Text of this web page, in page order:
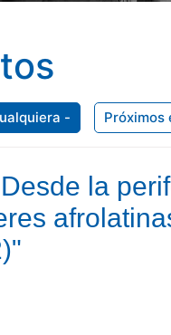
- Próximos
la